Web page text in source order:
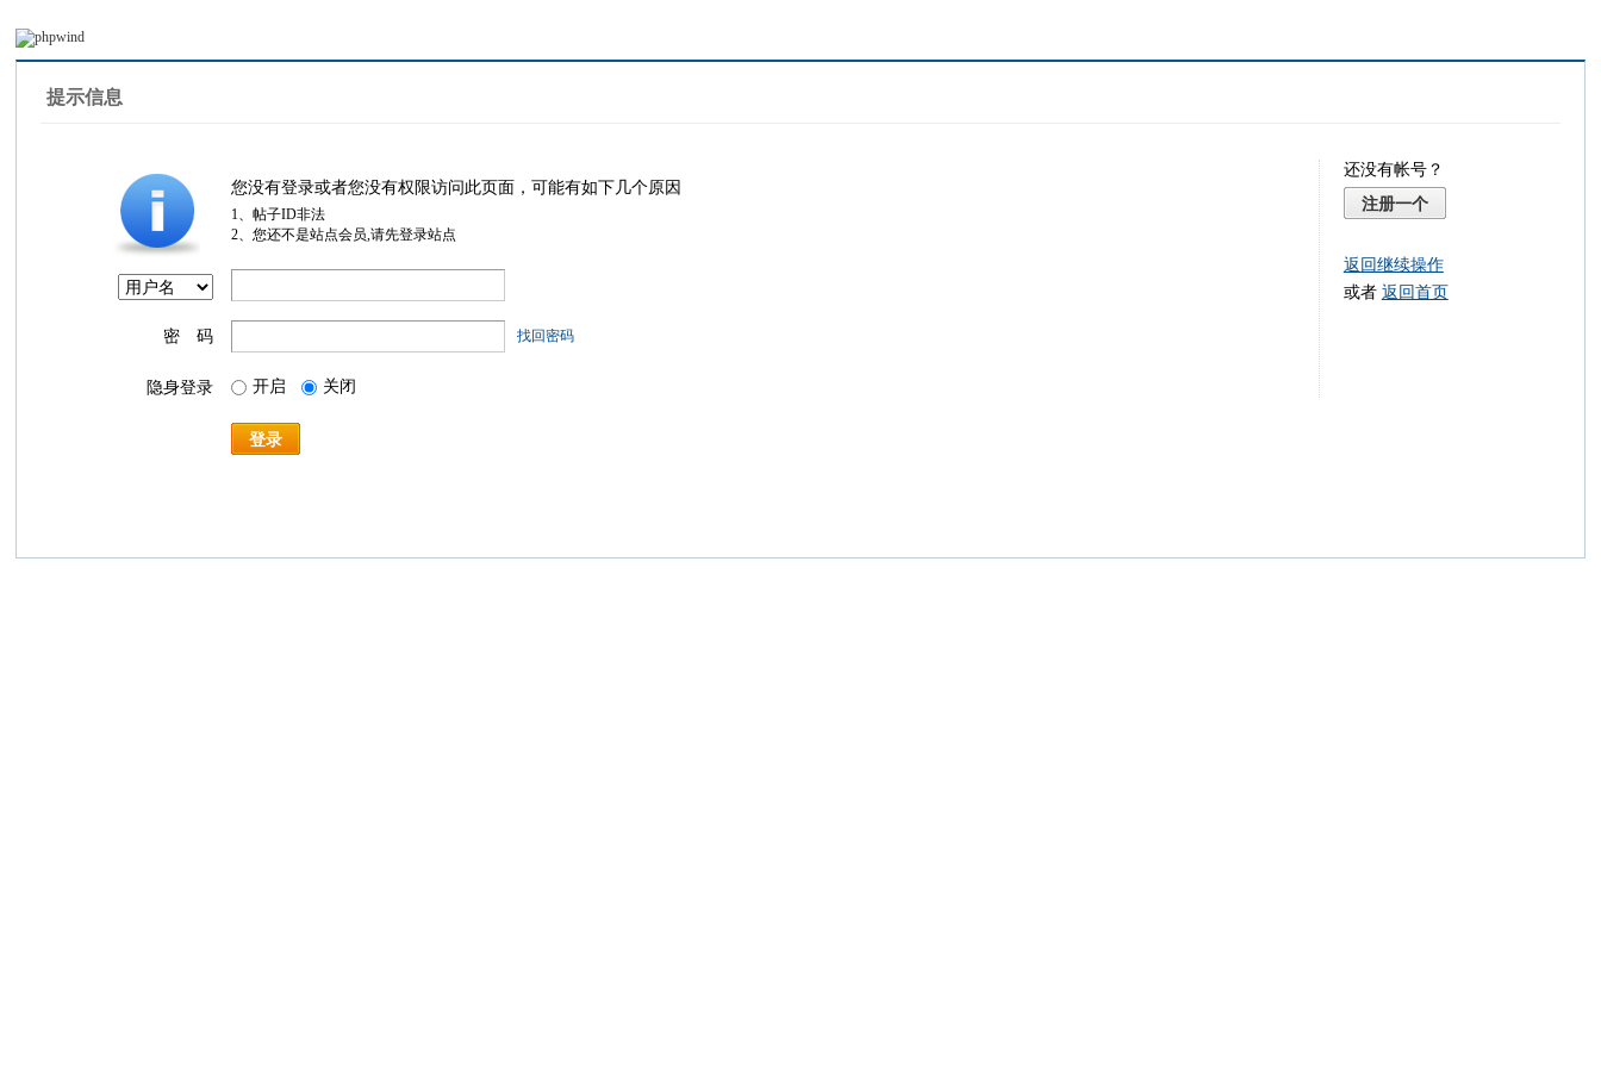
提示信息
您没有登录或者您没有权限访问此页面，可能有如下几个原因
1、帖子ID非法
2、您还不是站点会员,请先登录站点
密 码 找回密码
隐身登录 开启 关闭
登录
还没有帐号？
注册一个
返回继续操作
或者 返回首页